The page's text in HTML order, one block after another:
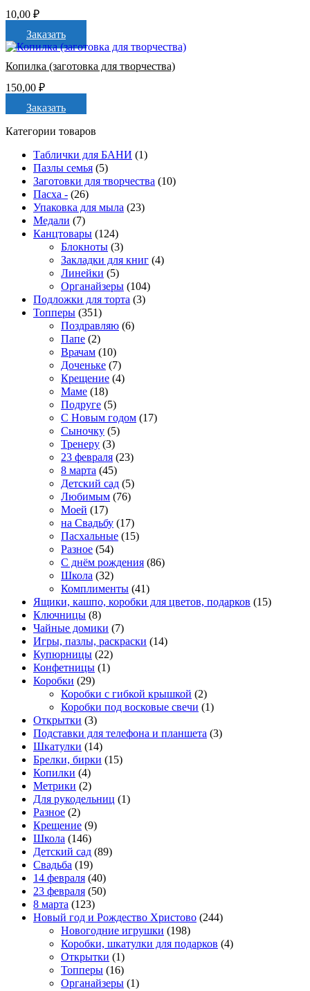
10,00 ₽
Заказать
Копилка (заготовка для творчества)
150,00 ₽
Заказать
Категории товаров
Таблички для БАНИ (1)
Пазлы семья (5)
Заготовки для творчества (10)
Пасха - (26)
Упаковка для мыла (23)
Медали (7)
Канцтовары (124)
Блокноты (3)
Закладки для книг (4)
Линейки (5)
Органайзеры (104)
Подложки для торта (3)
Топперы (351)
Поздравляю (6)
Папе (2)
Врачам (10)
Доченьке (7)
Крещение (4)
Маме (18)
Подруге (5)
С Новым годом (17)
Сыночку (5)
Тренеру (3)
23 февраля (23)
8 марта (45)
Детский сад (5)
Любимым (76)
Моей (17)
на Свадьбу (17)
Пасхальные (15)
Разное (54)
С днём рождения (86)
Школа (32)
Комплименты (41)
Ящики, кашпо, коробки для цветов, подарков (15)
Ключницы (8)
Чайные домики (7)
Игры, пазлы, раскраски (14)
Купюрницы (22)
Конфетницы (1)
Коробки (29)
Коробки с гибкой крышкой (2)
Коробки под восковые свечи (1)
Открытки (3)
Подставки для телефона и планшета (3)
Шкатулки (14)
Брелки, бирки (15)
Копилки (4)
Метрики (2)
Для рукодельниц (1)
Разное (2)
Крещение (9)
Школа (146)
Детский сад (89)
Свадьба (19)
14 февраля (40)
23 февраля (50)
8 марта (123)
Новый год и Рождество Христово (244)
Новогодние игрушки (198)
Коробки, шкатулки для подарков (4)
Открытки (1)
Топперы (16)
Органайзеры (1)